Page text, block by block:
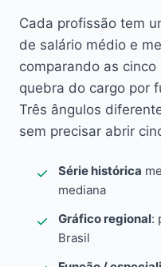
Cada profissão tem
de salário médio e
comparando as
quebra do cargo por
Três ângulos
sem precisar abrir
Série histórica
mediana
Gráfico regional:
Brasil